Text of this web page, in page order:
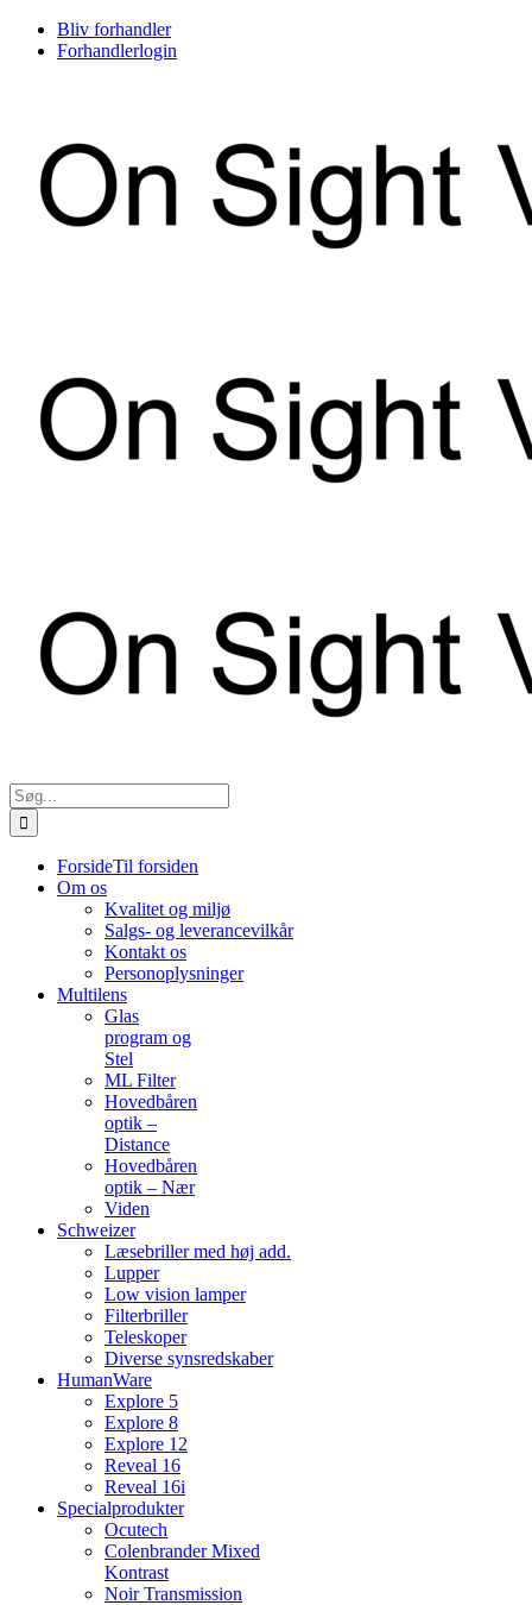
Skip
Bliv forhandler
Forhandlerlogin
Søg
efter:
ForsideTil forsiden
Om os
Kvalitet og miljø
Salgs- og leverancevilkår
Kontakt os
Personoplysninger
Multilens
Glas
program og
Stel
ML Filter
Hovedbåren
optik –
Distance
Hovedbåren
optik – Nær
Viden
Schweizer
Læsebriller med høj add.
Lupper
Low vision lamper
Filterbriller
Teleskoper
Diverse synsredskaber
HumanWare
Explore 5
Explore 8
Explore 12
Reveal 16
Reveal 16i
Specialprodukter
Ocutech
Colenbrander Mixed
Kontrast
Noir Transmission